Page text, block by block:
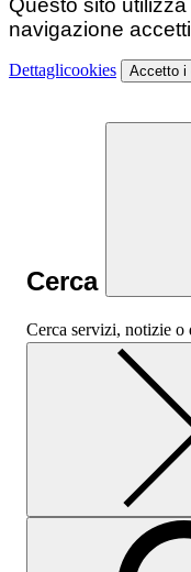
Questo sito
navigazione
Dettaglicookies Accetto i
Cerca
Cerca servizi, notizie o